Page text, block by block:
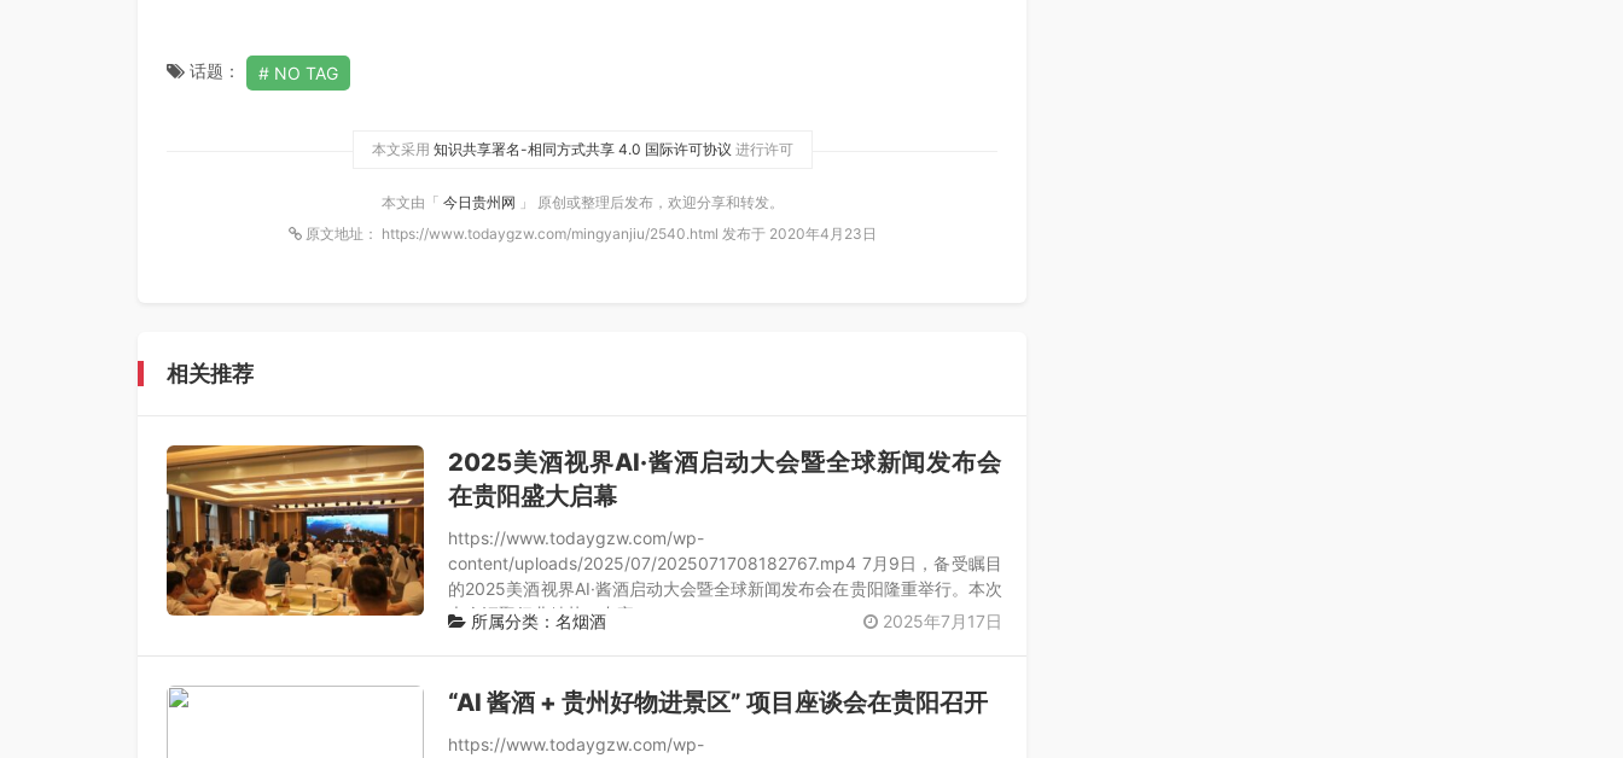
话题： NO TAG
本文采用 知识共享署名-相同方式共享 4.0 国际许可协议 进行许可
本文由「 今日贵州网 」 原创或整理后发布，欢迎分享和转发。
原文地址： https://www.todaygzw.com/mingyanjiu/2540.html 发布于 2020年4月23日
相关推荐
2025美酒视界AI·酱酒启动大会暨全球新闻发布会
在贵阳盛大启幕
https://www.todaygzw.com/wp-
content/uploads/2025/07/2025071708182767.mp4 7月9日，备受瞩目
的2025美酒视界AI·酱酒启动大会暨全球新闻发布会在贵阳隆重举行。本次
大会汇聚行业精英、专家……
所属分类：名烟酒 2025年7月17日
“AI 酱酒 + 贵州好物进景区” 项目座谈会在贵阳召开
https://www.todaygzw.com/wp-